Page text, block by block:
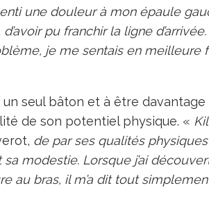
une douleur à mon épaule
pu franchir la ligne d’arrivée.
je me sentais en meilleure
seul bâton et à être
de son potentiel physique. «
de par ses qualités
modestie. Lorsque j’ai découvert
au bras, il m’a dit tout